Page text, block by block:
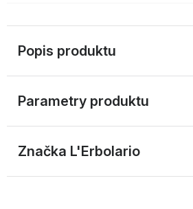
Popis produktu
Parametry produktu
Značka L'Erbolario